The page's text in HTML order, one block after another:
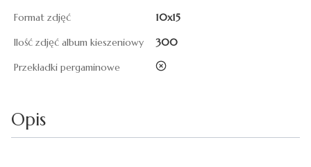
Format zdjęć
10x15
Ilość zdjęć album kieszeniowy
300
Przekładki pergaminowe
nie
Opis